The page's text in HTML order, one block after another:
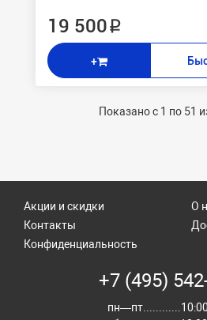
19 500 ₽
+
Показано с 1 по 51
Акции и скидки
Контакты
О
Конфиденциальность
+7 (495)